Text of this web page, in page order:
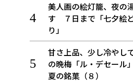
美人画の絵灯籠、夜の
す ７日まで「七夕絵
り」
甘さ上品、少し冷や
の晩梅「ル・デセー
夏の銘菓（８）